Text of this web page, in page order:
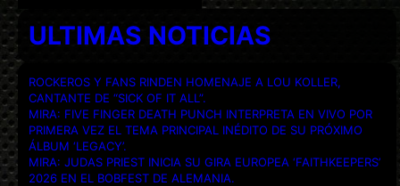
ULTIMAS NOTICIAS
ROCKEROS Y FANS RINDEN HOMENAJE A LOU KOLLER,
CANTANTE DE “SICK OF IT ALL”.
MIRA: FIVE FINGER DEATH PUNCH INTERPRETA EN VIVO POR
PRIMERA VEZ EL TEMA PRINCIPAL INÉDITO DE SU PRÓXIMO
ÁLBUM ‘LEGACY’.
MIRA: JUDAS PRIEST INICIA SU GIRA EUROPEA ‘FAITHKEEPERS’
2026 EN EL BOBFEST DE ALEMANIA.